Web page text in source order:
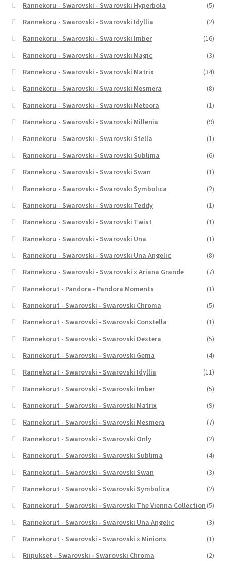
Rannekoru - Swarovski - Swarovski Hyperbola
(5)
Rannekoru - Swarovski - Swarovski Idyllia
(2)
Rannekoru - Swarovski - Swarovski Imber
(16)
Rannekoru - Swarovski - Swarovski Magic
(3)
Rannekoru - Swarovski - Swarovski Matrix
(34)
Rannekoru - Swarovski - Swarovski Mesmera
(8)
Rannekoru - Swarovski - Swarovski Meteora
(1)
Rannekoru - Swarovski - Swarovski Millenia
(9)
Rannekoru - Swarovski - Swarovski Stella
(1)
Rannekoru - Swarovski - Swarovski Sublima
(6)
Rannekoru - Swarovski - Swarovski Swan
(1)
Rannekoru - Swarovski - Swarovski Symbolica
(2)
Rannekoru - Swarovski - Swarovski Teddy
(1)
Rannekoru - Swarovski - Swarovski Twist
(1)
Rannekoru - Swarovski - Swarovski Una
(1)
Rannekoru - Swarovski - Swarovski Una Angelic
(8)
Rannekoru - Swarovski - Swarovski x Ariana Grande
(7)
Rannekorut - Pandora - Pandora Moments
(1)
Rannekorut - Swarovski - Swarovski Chroma
(5)
Rannekorut - Swarovski - Swarovski Constella
(1)
Rannekorut - Swarovski - Swarovski Dextera
(5)
Rannekorut - Swarovski - Swarovski Gema
(4)
Rannekorut - Swarovski - Swarovski Idyllia
(11)
Rannekorut - Swarovski - Swarovski Imber
(5)
Rannekorut - Swarovski - Swarovski Matrix
(9)
Rannekorut - Swarovski - Swarovski Mesmera
(7)
Rannekorut - Swarovski - Swarovski Only
(2)
Rannekorut - Swarovski - Swarovski Sublima
(4)
Rannekorut - Swarovski - Swarovski Swan
(3)
Rannekorut - Swarovski - Swarovski Symbolica
(2)
Rannekorut - Swarovski - Swarovski The Vienna Collection (5)
Rannekorut - Swarovski - Swarovski Una Angelic
(3)
Rannekorut - Swarovski - Swarovski x Minions
(1)
Riipukset - Swarovski - Swarovski Chroma
(2)